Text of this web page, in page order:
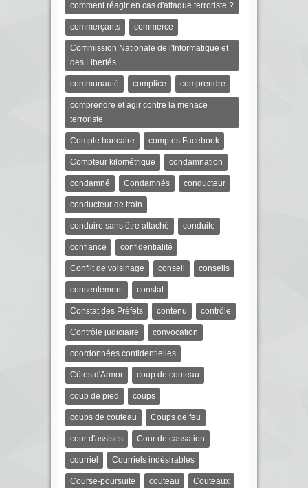
comment réagir en cas d'attaque terroriste ?
commerçants commerce
Commission Nationale de l'Informatique et
des Libertés
communauté complice comprendre
comprendre et agir contre la menace
terroriste
Compte bancaire comptes Facebook
Compteur kilométrique condamnation
condamné Condamnés conducteur
conducteur de train
conduire sans être attaché conduite
confiance confidentialité
Conflit de voisinage conseil conseils
consentement constat
Constat des Préfets contenu contrôle
Contrôle judiciaire convocation
coordonnées confidentielles
Côtes d'Armor coup de couteau
coup de pied coups
coups de couteau Coups de feu
cour d'assises Cour de cassation
courriel Courriels indésirables
Course-poursuite couteau Couteaux